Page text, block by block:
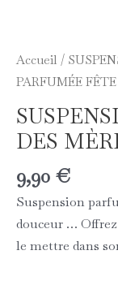
Accueil /
PARFUMÉE
DES
9,90 €
Suspension
douceur …
le mettre dans